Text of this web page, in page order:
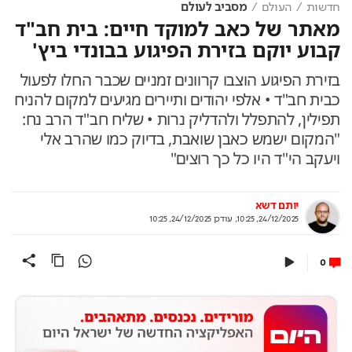
חדשות העולם מסביב לעולם
מאתר של כאב למוקד חיים: בית חב"ד
קבוע יוקם בזירת הפיגוע בבונדי ביץ'
בזירת הפיגוע הוצבו קרוונים זמניים שכבר החלו לפעול
כבית חב"ד • אלפי יהודים ותיירים מגיעים למקום להניח
תפילין, להתפלל ולהדליק נרות • שליח חב"ד הרב נח:
"המקום ישמש כאבן שואבת, בדיוק כמו שהרב אלי
ויעקב הי"ד היו כל כך רוצים"
יותם דשא
24/12/2025, 10:25
, עודכן24/12/2025, 10:25
0